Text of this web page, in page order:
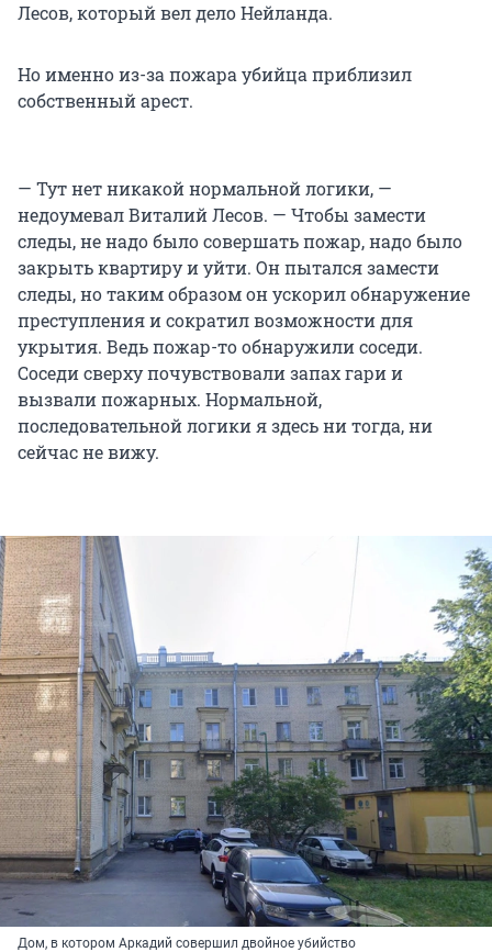
Лесов, который вел дело Нейланда.
Но именно из-за пожара убийца приблизил
собственный арест.
— Тут нет никакой нормальной логики, —
недоумевал Виталий Лесов. — Чтобы замести
следы, не надо было совершать пожар, надо было
закрыть квартиру и уйти. Он пытался замести
следы, но таким образом он ускорил обнаружение
преступления и сократил возможности для
укрытия. Ведь пожар-то обнаружили соседи.
Соседи сверху почувствовали запах гари и
вызвали пожарных. Нормальной,
последовательной логики я здесь ни тогда, ни
сейчас не вижу.
Дом, в котором Аркадий совершил двойное убийство